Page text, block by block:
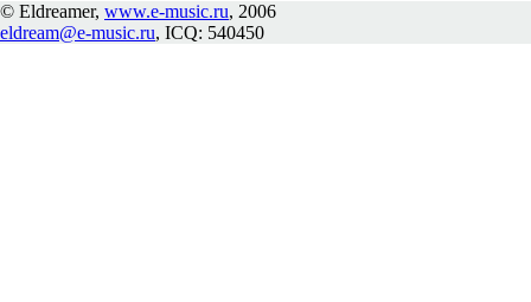
© Eldreamer, www.e-music.ru, 2006
eldream@e-music.ru, ICQ: 540450